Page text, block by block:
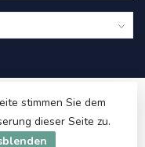
stimmen Sie dem
dieser Seite zu.